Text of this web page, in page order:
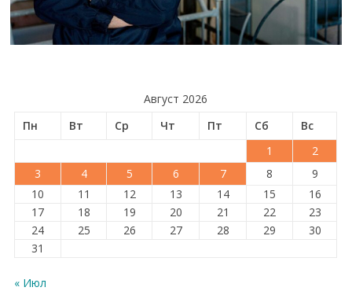
Август 2026
Пн
Вт Ср Чт Пт Сб
Вс
1
2
3
4 5 6 7 8
9
10
11 12 13 14 15
16
17
18 19 20 21 22
23
24
25 26 27 28 29
30
31
« Июл